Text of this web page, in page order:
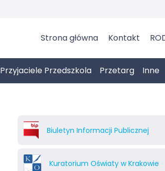
Strona główna Kontakt
Przyjaciele Przedszkola Przetarg Inne
Biuletyn Informacji Publicznej
Kuratorium Oświaty w Krakowie